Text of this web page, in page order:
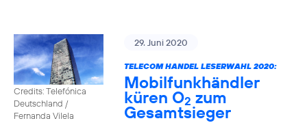
Credits: Telefónica
Deutschland /
Fernanda Vilela
29. Juni 2020
TELECOM HANDEL LESERWAHL 2020:
Mobilfunkhändler
küren O2 zum
Gesamtsieger